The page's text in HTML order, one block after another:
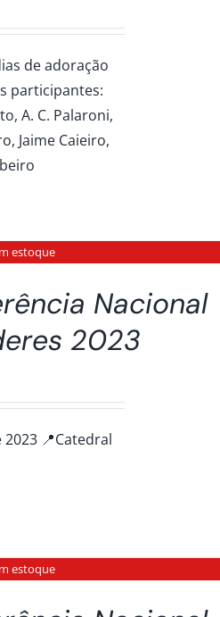
de adoração
participantes:
A. C. Palaroni,
Jaime Caieiro,
estoque
Nacional
2023
📍Catedral
estoque